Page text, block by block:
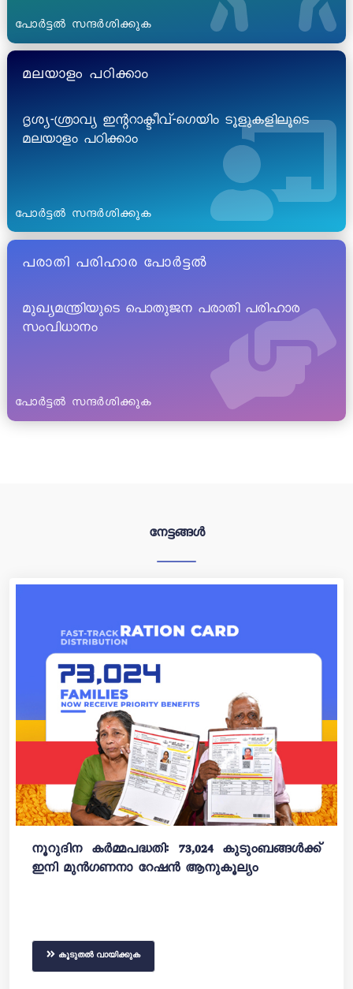
പോർട്ടൽ സന്ദർശിക്കുക
മലയാളം പഠിക്കാം
ദൃശ്യ-ശ്രാവ്യ ഇന്ററാക്ടീവ്-ഗെയിം ടൂളുകളിലൂടെ
മലയാളം പഠിക്കാം
പോർട്ടൽ സന്ദർശിക്കുക
പരാതി പരിഹാര പോർട്ടൽ
മുഖ്യമന്ത്രിയുടെ പൊതുജന പരാതി പരിഹാര
സംവിധാനം
പോർട്ടൽ സന്ദർശിക്കുക
നേട്ടങ്ങൾ
നൂറുദിന കർമ്മപദ്ധതി: 73,024 കുടുംബങ്ങൾക്ക്
ഇനി മുൻഗണനാ റേഷൻ ആനുകൂല്യം
കൂടുതൽ വായിക്കുക